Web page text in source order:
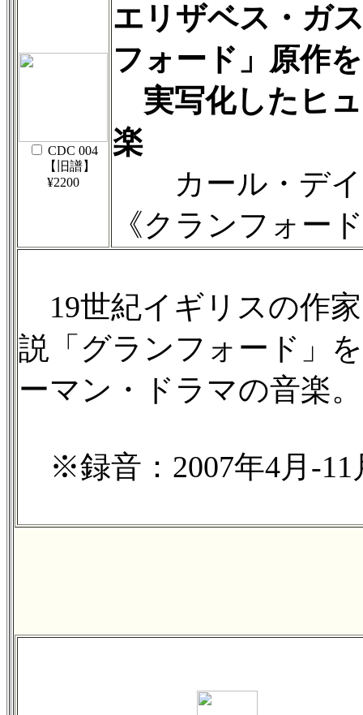
CDC 004
【旧譜】
¥2200
エリザベス・ガ
フォード」原作を
実写化したヒ
楽
カール・デイ
《クランフォー
19世紀イギリスの作
説「グランフォード」
ーマン・ドラマの音楽。
※録音：2007年4月-11